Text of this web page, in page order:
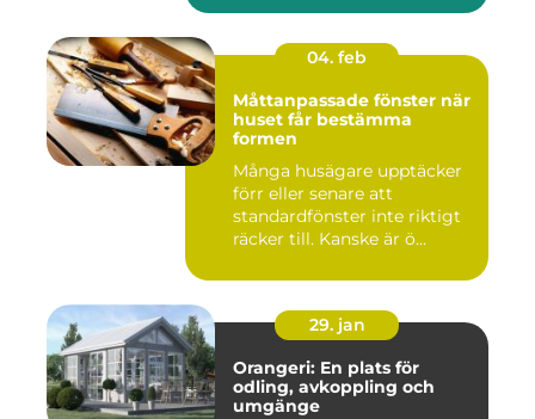
04. feb
Måttanpassade fönster när
huset får bestämma
formen
Många husägare upptäcker
förr eller senare att
standardfönster inte riktigt
räcker till. Kanske är ö...
29. jan
Orangeri: En plats för
odling, avkoppling och
umgänge